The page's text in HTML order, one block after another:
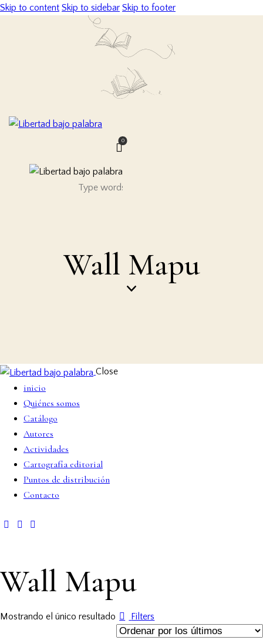
Skip to content Skip to sidebar Skip to footer
0
Wall Mapu
Close
inicio
Quiénes somos
Catálogo
Autores
Actividades
Cartografía editorial
Puntos de distribución
Contacto
facebook-
twitter-
dribble-instagram
Wall Mapu
Mostrando el único resultado Filters